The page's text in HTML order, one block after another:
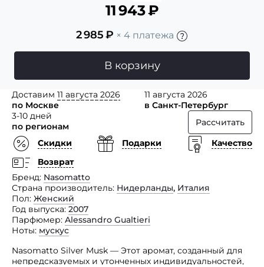
11 943₽
2 985₽ × 4 платежа
В корзину
Доставим 11 августа 2026
по Москве
11 августа 2026
в Санкт-Петербург
3-10 дней
по регионам
Рассчитать
Скидки
Подарки
Качество
Возврат
Бренд Nasomatto
Страна производитель Нидерланды, Италия
Пол Женский
Год выпуска 2007
Парфюмер Alessandro Gualtieri
Ноты мускус
Nasomatto Silver Musk — Этот аромат, созданный для
непредсказуемых и утонченных индивидуальностей,